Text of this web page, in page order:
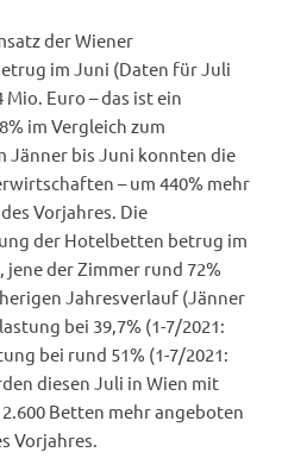
der Wiener
im Juni (Daten für Juli
Euro – das ist ein
im Vergleich zum
Jänner bis Juni konnten die
– um 440% mehr
Vorjahres. Die
der Hotelbetten betrug im
jene der Zimmer rund 72%
Jahresverlauf (Jänner
bei 39,7% (1-7/2021:
bei rund 51% (1-7/2021:
diesen Juli in Wien mit
Betten mehr angeboten
Vorjahres.